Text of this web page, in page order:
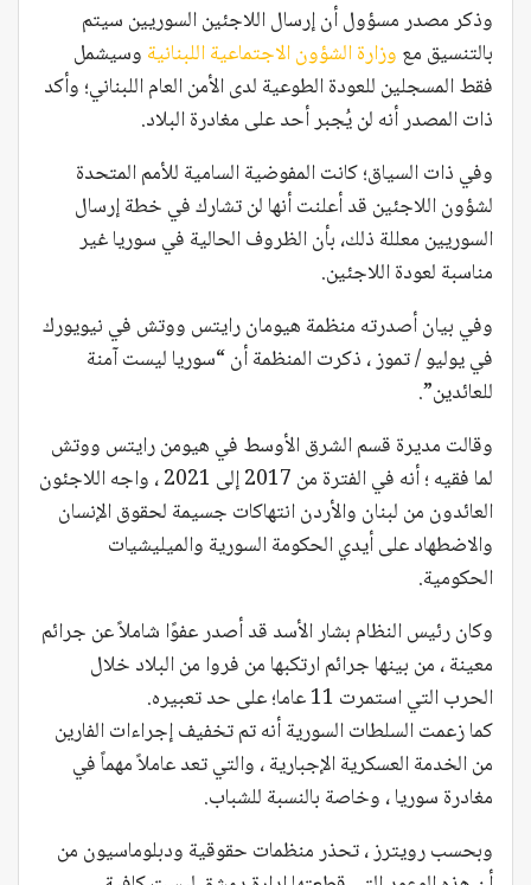
وذكر مصدر مسؤول أن إرسال اللاجئين السوريين سيتم
بالتنسيق مع وزارة الشؤون الاجتماعية اللبنانية وسيشمل
فقط المسجلين للعودة الطوعية لدى الأمن العام اللبناني؛ وأكد
ذات المصدر أنه لن يُجبر أحد على مغادرة البلاد.
وفي ذات السياق؛ كانت المفوضية السامية للأمم المتحدة
لشؤون اللاجئين قد أعلنت أنها لن تشارك في خطة إرسال
السوريين معللة ذلك، بأن الظروف الحالية في سوريا غير
مناسبة لعودة اللاجئين.
وفي بيان أصدرته منظمة هيومان رايتس ووتش في نيويورك
في يوليو / تموز ، ذكرت المنظمة أن “سوريا ليست آمنة
للعائدين”.
وقالت مديرة قسم الشرق الأوسط في هيومن رايتس ووتش
لما فقيه ؛ أنه في الفترة من 2017 إلى 2021 ، واجه اللاجئون
العائدون من لبنان والأردن انتهاكات جسيمة لحقوق الإنسان
والاضطهاد على أيدي الحكومة السورية والميليشيات
الحكومية.
وكان رئيس النظام بشار الأسد قد أصدر عفوًا شاملاً عن جرائم
معينة ، من بينها جرائم ارتكبها من فروا من البلاد خلال
الحرب التي استمرت 11 عاما؛ على حد تعبيره.
كما زعمت السلطات السورية أنه تم تخفيف إجراءات الفارين
من الخدمة العسكرية الإجبارية ، والتي تعد عاملاً مهماً في
مغادرة سوريا ، وخاصة بالنسبة للشباب.
وبحسب رويترز ، تحذر منظمات حقوقية ودبلوماسيون من